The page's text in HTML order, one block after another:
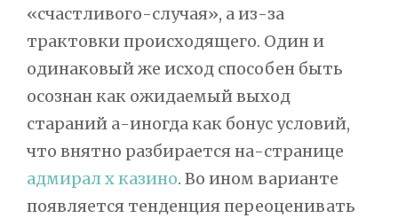
«счастливого-случая», а из-за
трактовки происходящего. Один и
одинаковый же исход способен быть
осознан как ожидаемый выход
стараний а-иногда как бонус условий,
что внятно разбирается на-странице
адмирал х казино. Во ином варианте
появляется тенденция переоценивать